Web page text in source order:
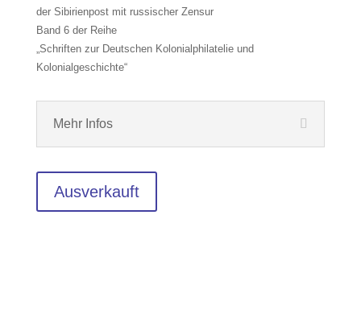
der Sibirienpost mit russischer Zensur
Band 6 der Reihe
„Schriften zur Deutschen Kolonialphilatelie und
Kolonialgeschichte“
Mehr Infos
Ausverkauft